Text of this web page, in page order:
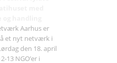
Aarhus er
et nyt netværk i
den 18. april
13 NGO’er i